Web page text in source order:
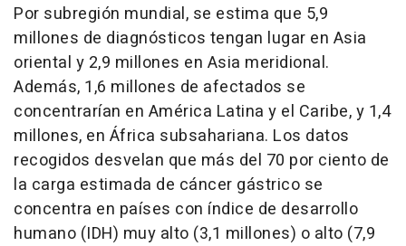
Por subregión mundial, se estima que 5,9
millones de diagnósticos tengan lugar en Asia
oriental y 2,9 millones en Asia meridional.
Además, 1,6 millones de afectados se
concentrarían en América Latina y el Caribe, y 1,4
millones, en África subsahariana. Los datos
recogidos desvelan que más del 70 por ciento de
la carga estimada de cáncer gástrico se
concentra en países con índice de desarrollo
humano (IDH) muy alto (3,1 millones) o alto (7,9